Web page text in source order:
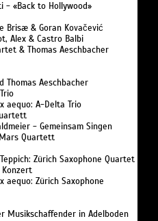
- «Back to Hollywood»
Brisæ & Goran Kovačević
Alex & Castro Balbi
& Thomas Aeschbacher
Thomas Aeschbacher
aequo: A-Delta Trio
- Gemeinsam Singen
Quartett
Zürich Saxophone Quartet
Konzert
aequo: Zürich Saxophone
Musikschaffender in Adelboden